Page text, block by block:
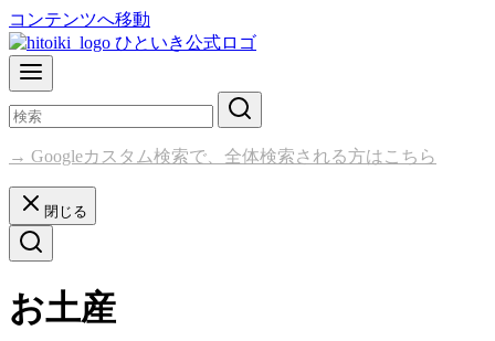
コンテンツへ移動
→ Googleカスタム検索で、全体検索される方はこちら
閉じる
お土産